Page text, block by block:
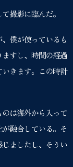
撮影に臨んだ。
僕が使っているも
すし、時間の経過
きます。この時計
は海外から入って
融合している。そ
ましたし、そうい